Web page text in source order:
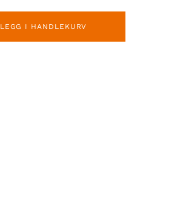
LEGG I HANDLEKURV